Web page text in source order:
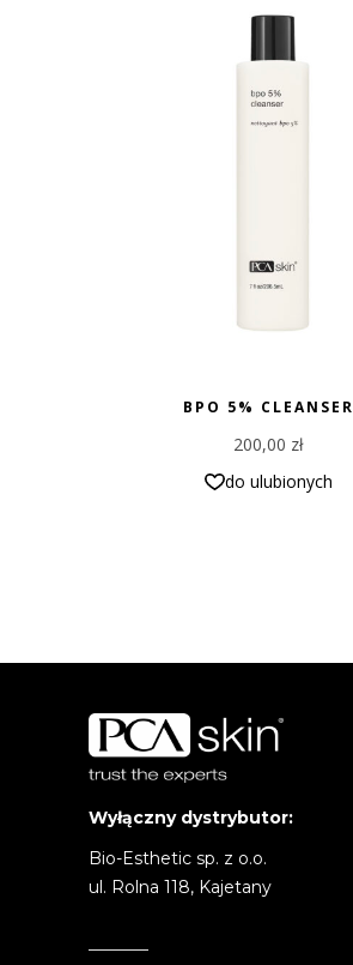
BPO 5% CLEANSER
200,00 zł
do ulubionych
Wyłączny dystrybutor:
Bio-Esthetic sp. z o.o.
ul. Rolna 118, Kajetany